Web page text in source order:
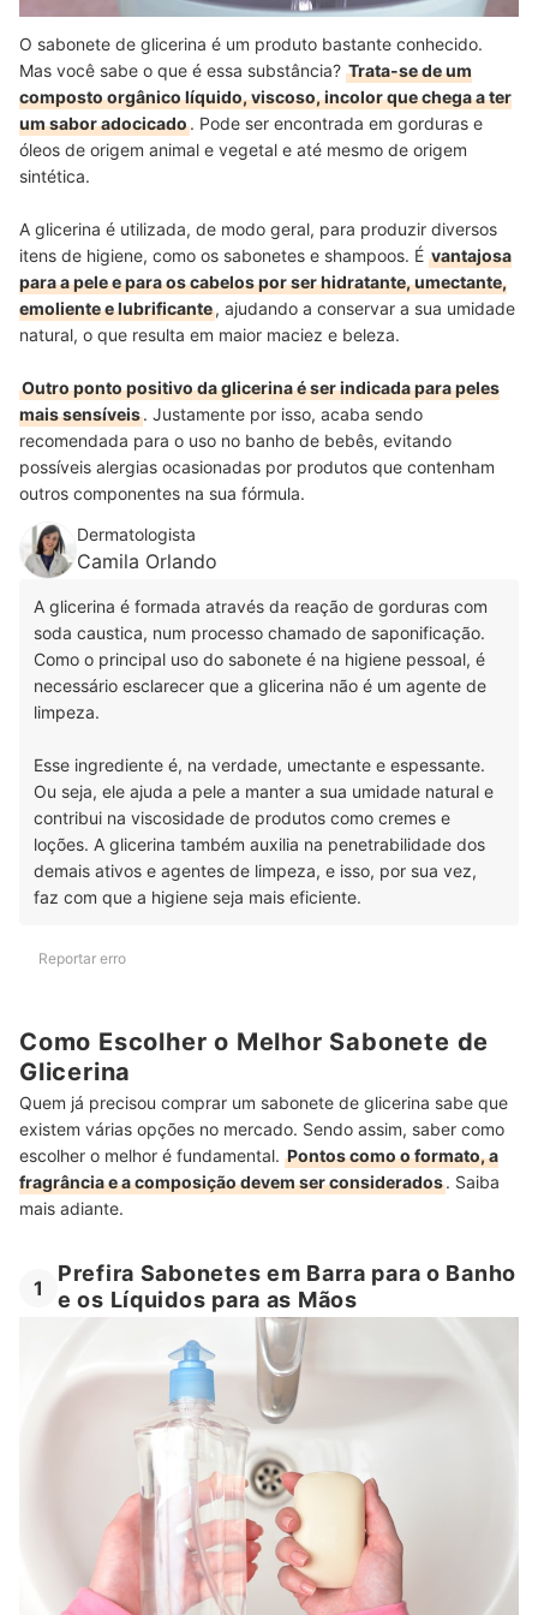
O sabonete de glicerina é um produto bastante conhecido.
Mas você sabe o que é essa substância? Trata-se de um
composto orgânico líquido, viscoso, incolor que chega a ter
um sabor adocicado. Pode ser encontrada em gorduras e
óleos de origem animal e vegetal e até mesmo de origem
sintética.
A glicerina é utilizada, de modo geral, para produzir diversos
itens de higiene, como os sabonetes e shampoos. É vantajosa
para a pele e para os cabelos por ser hidratante, umectante,
emoliente e lubrificante, ajudando a conservar a sua umidade
natural, o que resulta em maior maciez e beleza.
Outro ponto positivo da glicerina é ser indicada para peles
mais sensíveis. Justamente por isso, acaba sendo
recomendada para o uso no banho de bebês, evitando
possíveis alergias ocasionadas por produtos que contenham
outros componentes na sua fórmula.
Dermatologista
Camila Orlando
A glicerina é formada através da reação de gorduras com
soda caustica, num processo chamado de saponificação.
Como o principal uso do sabonete é na higiene pessoal, é
necessário esclarecer que a glicerina não é um agente de
limpeza.
Esse ingrediente é, na verdade, umectante e espessante.
Ou seja, ele ajuda a pele a manter a sua umidade natural e
contribui na viscosidade de produtos como cremes e
loções. A glicerina também auxilia na penetrabilidade dos
demais ativos e agentes de limpeza, e isso, por sua vez,
faz com que a higiene seja mais eficiente.
Reportar erro
Como Escolher o Melhor Sabonete de
Glicerina
Quem já precisou comprar um sabonete de glicerina sabe que
existem várias opções no mercado. Sendo assim, saber como
escolher o melhor é fundamental. Pontos como o formato, a
fragrância e a composição devem ser considerados. Saiba
mais adiante.
1
Prefira Sabonetes em Barra para o Banho
e os Líquidos para as Mãos